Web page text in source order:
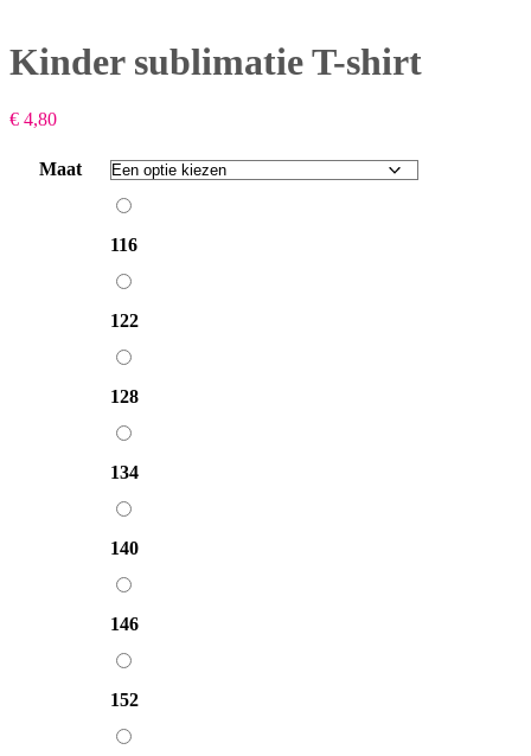
Kinder sublimatie T-shirt
€ 4,80
Maat
116
116
122
122
128
128
134
134
140
140
146
146
152
152
158